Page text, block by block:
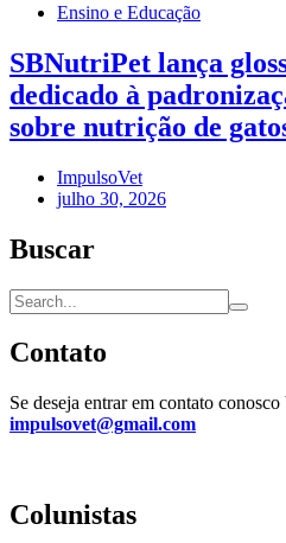
Ensino e Educação
SBNutriPet lança
dedicado à
sobre nutrição de
ImpulsoVet
julho 30, 2026
Buscar
Contato
Se deseja entrar em contato
impulsovet@gmail.com
Colunistas